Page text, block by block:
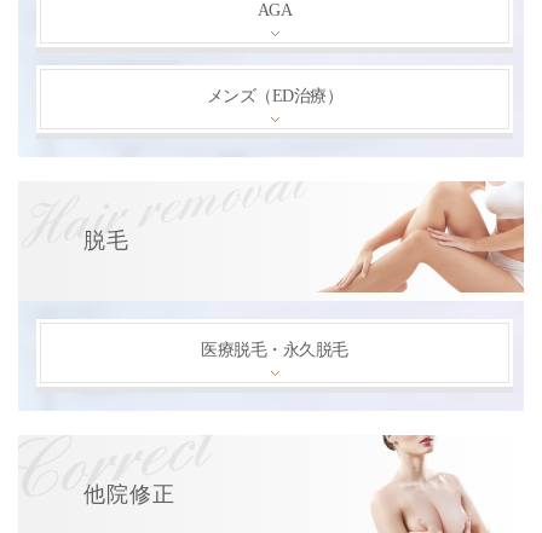
AGA
メンズ（ED治療）
脱毛
医療脱毛・永久脱毛
他院修正